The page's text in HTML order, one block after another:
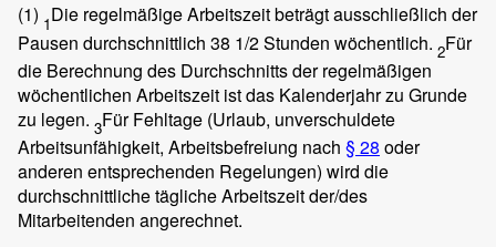
(1) 1Die regelmäßige Arbeitszeit beträgt ausschließlich der
Pausen durchschnittlich 38 1/2 Stunden wöchentlich. 2Für
die Berechnung des Durchschnitts der regelmäßigen
wöchentlichen Arbeitszeit ist das Kalenderjahr zu Grunde
zu legen. 3Für Fehltage (Urlaub, unverschuldete
Arbeitsunfähigkeit, Arbeitsbefreiung nach § 28 oder
anderen entsprechenden Regelungen) wird die
durchschnittliche tägliche Arbeitszeit der/des
Mitarbeitenden angerechnet.